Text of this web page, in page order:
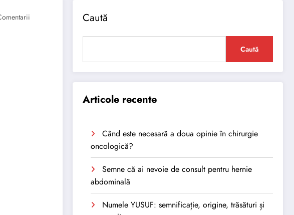
Caută
Caută
Articole recente
Când este necesară a doua opinie în chirurgie
oncologică?
Semne că ai nevoie de consult pentru hernie
abdominală
Numele YUSUF: semnificație, origine, trăsături și